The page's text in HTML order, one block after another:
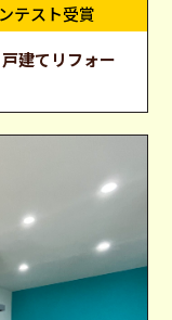
テスト受賞
建てリフォー